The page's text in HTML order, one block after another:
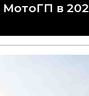
в